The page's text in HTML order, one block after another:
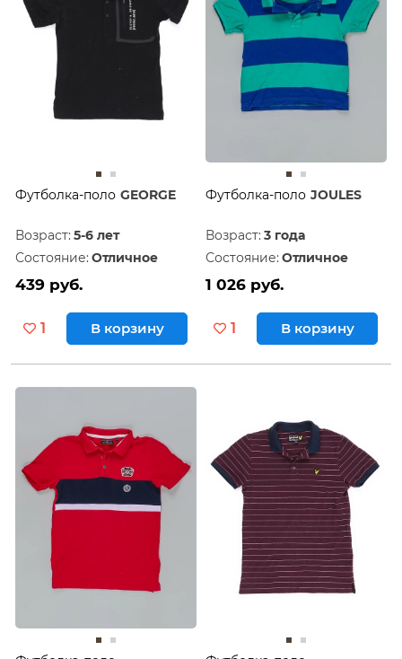
Футболка-поло GEORGE
Возраст: 5-6 лет
Состояние: Отличное
439 руб.
1 В корзину
Футболка-поло JOULES
Возраст: 3 года
Состояние: Отличное
1 026 руб.
1 В корзину